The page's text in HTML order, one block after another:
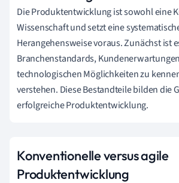
Die Produktentwicklung ist sowohl eine
Wissenschaft und setzt eine
Herangehensweise voraus. Zunächst ist
Branchenstandards,
technologischen Möglichkeiten zu
verstehen. Diese Bestandteile bilden die
erfolgreiche Produktentwicklung.
Konventionelle versus agile
Produktentwicklung